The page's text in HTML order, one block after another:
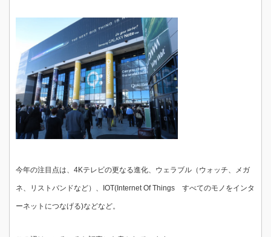
今年の注目点は、4Kテレビの更なる進化、ウェラブル（ウォッチ、メガ
ネ、リストバンドなど）、IOT(Internet Of Things すべてのモノをインタ
ーネットにつなげる)などなど。